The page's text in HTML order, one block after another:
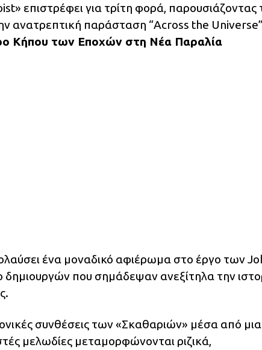
επιστρέφει για τρίτη φορά, παρουσιάζοντας
ανατρεπτική παράσταση “Across the
Κήπου των Εποχών στη Νέα Παραλία
ένα μοναδικό αφιέρωμα στο έργο των
που σημάδεψαν ανεξίτηλα την
συνθέσεις των «Σκαθαριών» μέσα από μια
μελωδίες μεταμορφώνονται ριζικά,